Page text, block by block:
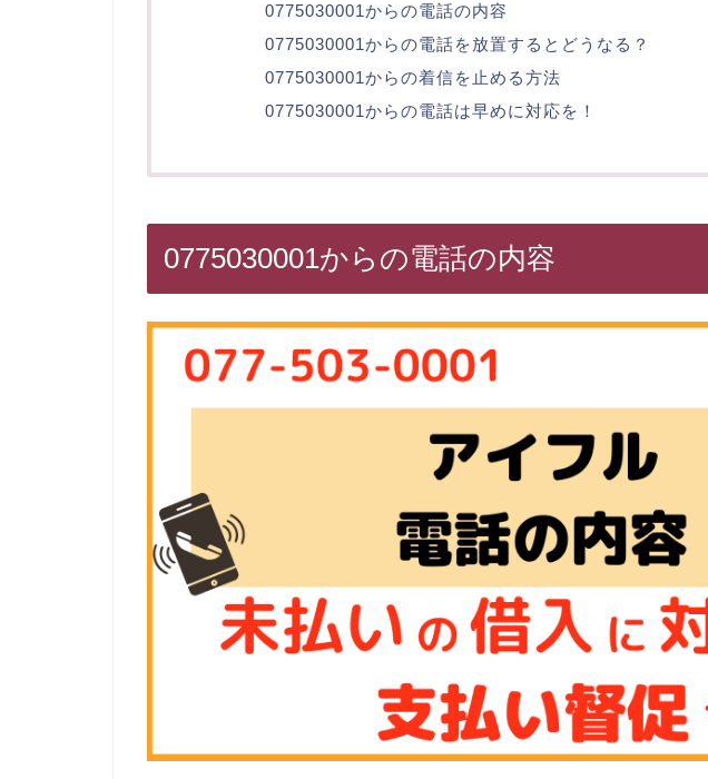
0775030001からの電話の内容
0775030001からの電話を放置するとどうなる？
0775030001からの着信を止める方法
0775030001からの電話は早めに対応を！
0775030001からの電話の内容